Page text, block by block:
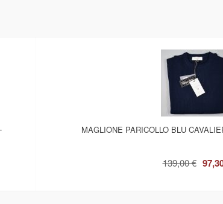
MAGLIONE PARICOLLO BLU
139,00 €